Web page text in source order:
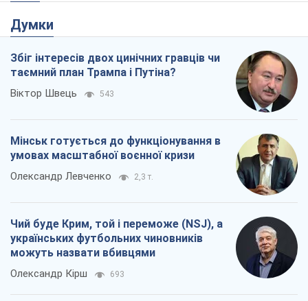
Думки
Збіг інтересів двох цинічних гравців чи
таємний план Трампа і Путіна?
Віктор Швець 543
Мінськ готується до функціонування в
умовах масштабної воєнної кризи
Олександр Левченко 2,3 т.
Чий буде Крим, той і переможе (NSJ), а
українських футбольних чиновників
можуть назвати вбивцями
Олександр Кірш 693